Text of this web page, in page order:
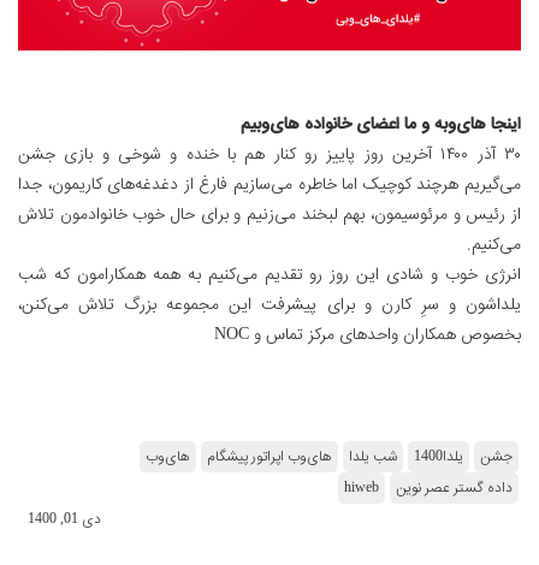
اینجا های‌وبه و ما اعضای خانواده های‌وبیم
۳۰ آذر ۱۴۰۰ آخرین روز پاییز رو کنار هم با خنده و شوخی و بازی جشن
می‌گیریم هرچند کوچیک اما خاطره می‌سازیم فارغ از دغدغه‌های کاریمون، جدا
از رئیس و مرئوسیمون، بهم لبخند می‌زنیم و برای حال خوب خانوادمون تلاش
می‌کنیم.
انرژی خوب و شادی این روز رو تقدیم می‌کنیم به همه‌ همکارامون که شب
یلداشون و سرِ کارن و برای پیشرفت این مجموعه بزرگ تلاش ‌می‌کنن،
بخصوص همکاران واحد‌های مرکز تماس و NOC
جشن یلدا1400 شب یلدا های‌وب اپراتور پیشگام
های‌وب
داده گستر عصر نوین
hiweb
دی 01, 1400